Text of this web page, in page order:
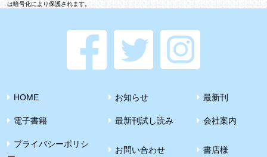
は暗号化により保護されます。
HOME お知らせ 最新刊
電子書籍 最新刊試し読み 会社案内
プライバシーポリシ
お問い合わせ 書店様